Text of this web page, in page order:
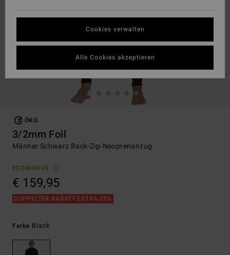
ÖKO
3/2mm Foil
Männer Schwarz Back-Zip-Neoprenanzug
ECO-BONUS
€ 159,95
DOPPELTER RABATT EXTRA 25%
Farbe Black
Cookies verwalten
Alle Cookies akzeptieren